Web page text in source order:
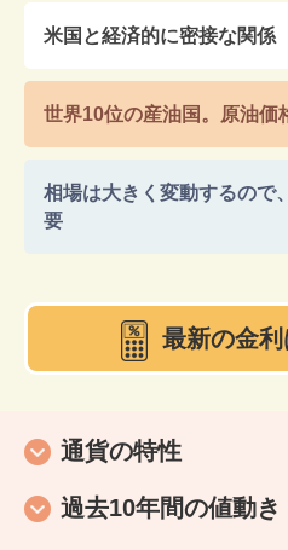
米国と経済的に密接な関係
世界10位の産油国。原油価
相場は大きく変動するので
要
最新の金
通貨の特性
過去10年間の値動き